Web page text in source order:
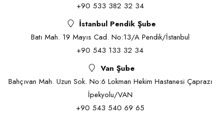
+90 533 382 32 34
İstanbul Pendik Şube
Batı Mah. 19 Mayıs Cad. No:13/A Pendik/İstanbul
+90 543 133 32 34
Van Şube
Bahçıvan Mah. Uzun Sok. No:6 Lokman Hekim Hastanesi Çaprazı
İpekyolu/VAN
+90 543 540 69 65